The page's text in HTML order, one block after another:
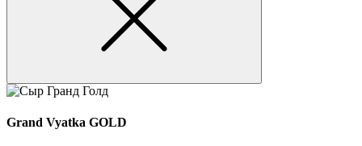
Grand Vyatka GOLD